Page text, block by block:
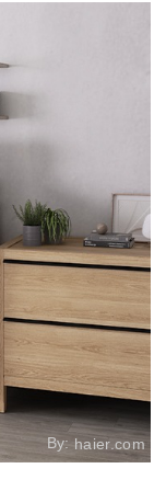
By:haier.com